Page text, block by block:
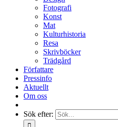
Fotografi
Konst
Mat
Kulturhistoria
Resa
Skrivböcker
Trädgård
Författare
Pressinfo
Aktuellt
Om oss
Sök efter: